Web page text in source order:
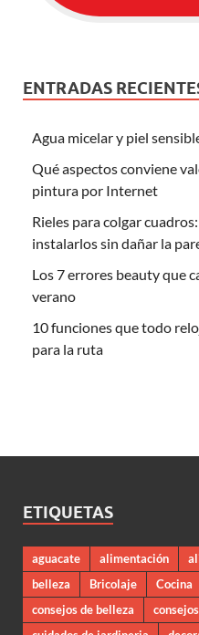
ENTRADAS
Agua micelar y piel
Qué aspectos conviene
pintura por Internet
Rieles para colgar
instalarlos sin dañar la
Los 7 errores beauty que
verano
10 funciones que todo
para la ruta
ETIQUETAS
aguacate alimentación
belleza
Bricolaje Cocina
consejos de belleza